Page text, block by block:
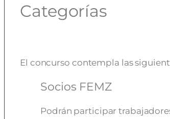
Categorías
El concurso contempla las
Socios FEMZ
Podrán participar